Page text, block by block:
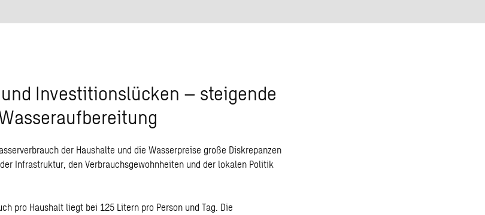
Investitionslücken – steigende
der Haushalte und die Wasserpreise große Diskrepanzen
Infrastruktur, den Verbrauchsgewohnheiten und der lokalen Politik
pro Haushalt liegt bei 125 Litern pro Person und Tag. Die